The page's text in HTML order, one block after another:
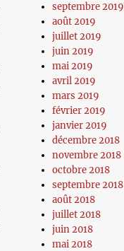
septembre 2019
août 2019
juillet 2019
juin 2019
mai 2019
avril 2019
mars 2019
février 2019
janvier 2019
décembre 2018
novembre 2018
octobre 2018
septembre 2018
août 2018
juillet 2018
juin 2018
mai 2018